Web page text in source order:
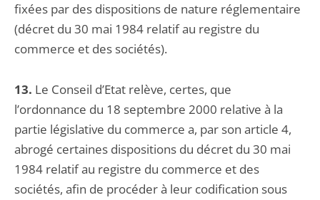
fixées par des dispositions de nature réglementaire
(décret du 30 mai 1984 relatif au registre du
commerce et des sociétés).
13. Le Conseil d’Etat relève, certes, que
l’ordonnance du 18 septembre 2000 relative à la
partie législative du commerce a, par son article 4,
abrogé certaines dispositions du décret du 30 mai
1984 relatif au registre du commerce et des
sociétés, afin de procéder à leur codification sous